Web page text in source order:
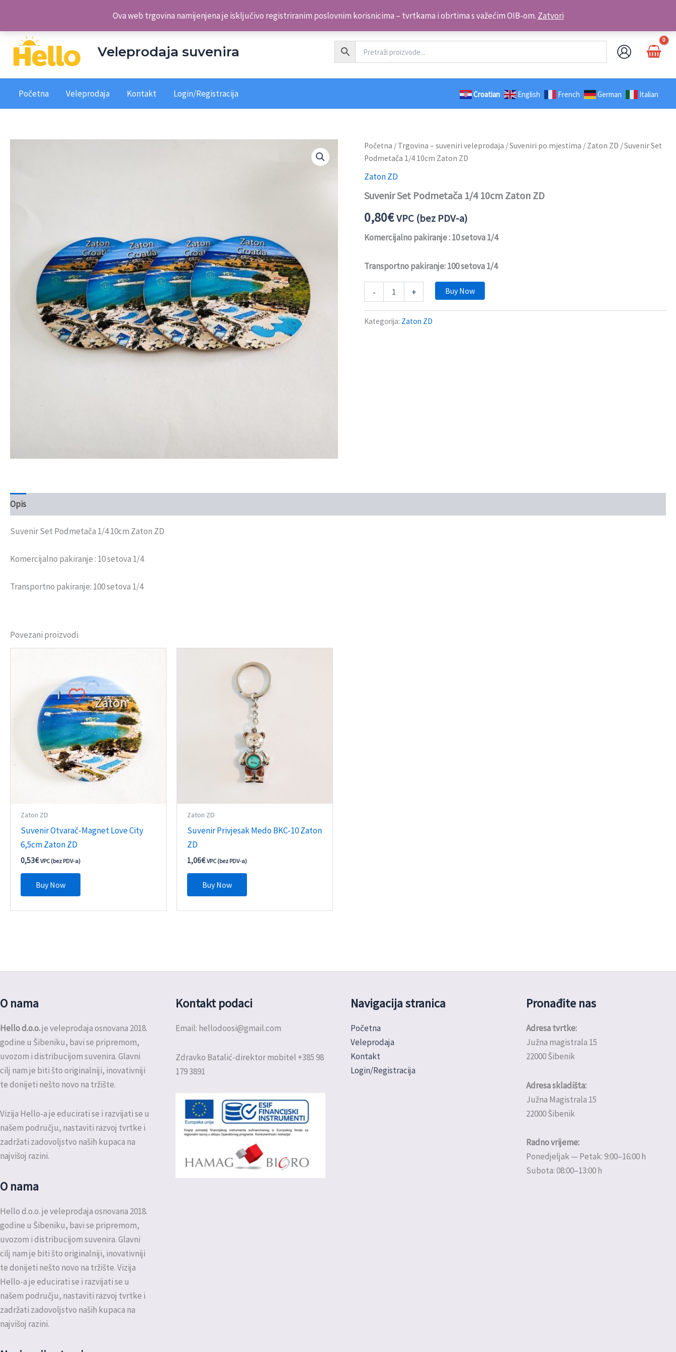
Ova web trgovina namijenjena je isključivo registriranim poslovnim korisnicima – tvrtkama i obrtima s važećim OIB-om. Zatvori
content
Kontakt telefon: +385 98 179 3891
Veleprodaja suvenira
Početna Veleprodaja Kontakt Login/Registracija Croatian English French German Italian
Početna / Trgovina – suveniri veleprodaja /Suveniri po mjestima / Zaton ZD / Suvenir Set
Podmetača 1/4 10cm Zaton ZD
Zaton ZD
Suvenir Set Podmetača 1/4 10cm Zaton ZD
0,80€VPC (bez PDV-a)
Komercijalno pakiranje : 10 setova 1/4
Transportno pakiranje: 100 setova 1/4
-
Suvenir
Set
Podmetača
1/4
Zaton
količina
+ Buy Now
Kategorija: Zaton ZD
Opis
Suvenir Set Podmetača 1/4 10cm Zaton ZD
Komercijalno pakiranje : 10 setova 1/4
Transportno pakiranje: 100 setova 1/4
Povezani proizvodi
Zaton ZD
Suvenir Otvarač-Magnet Love City
6,5cm Zaton ZD
0,53€ VPC (bez PDV-a)
Buy Now
Zaton ZD
Suvenir Privjesak Medo BKC-10 Zaton
ZD
1,06€ VPC (bez PDV-a)
Buy Now
O nama
Hello d.o.o.je veleprodaja osnovana 2018.
godine u Šibeniku, bavi se pripremom,
uvozom i distribucijom suvenira. Glavni
cilj nam je biti što originalniji, inovativniji
te donijeti nešto novo na tržište.
Vizija Hello-a je educirati se i razvijati se u
našem području, nastaviti razvoj tvrtke i
zadržati zadovoljstvo naših kupaca na
najvišoj razini.
O nama
Hello d.o.o. je veleprodaja osnovana 2018.
godine u Šibeniku, bavi se pripremom,
uvozom i distribucijom suvenira. Glavni
cilj nam je biti što originalniji, inovativniji
te donijeti nešto novo na tržište. Vizija
Hello-a je educirati se i razvijati se u
našem području, nastaviti razvoj tvrtke i
zadržati zadovoljstvo naših kupaca na
najvišoj razini.
Kontakt podaci
Email: hellodoosi@gmail.com
Zdravko Batalić-direktor mobitel +385 98
179 3891
Navigacija stranica
Početna
Veleprodaja
Kontakt
Login/Registracija
Pronađite nas
Adresa tvrtke:
Južna magistrala 15
22000 Šibenik
Adresa skladišta:
Južna Magistrala 15
22000 Šibenik
Radno vrijeme:
Ponedjeljak — Petak: 9:00–16:00 h
Subota: 08:00–13:00 h